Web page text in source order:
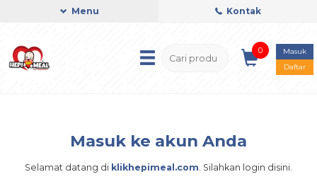
Menu Kontak
0
Masuk
Daftar
Masuk ke akun Anda
Selamat datang di klikhepimeal.com . Silahkan login disini.